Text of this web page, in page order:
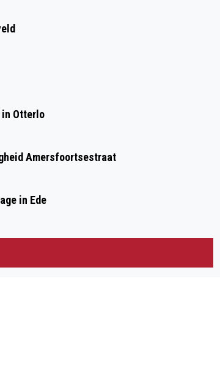
LANGS PROVINCIALE WEGEN
Otterlo
Amersfoortsestraat
in Ede